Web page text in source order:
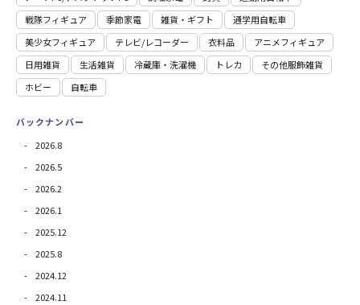
戦隊フィギュア
季節家電 雑貨・ギフト
通学用自転車
美少女フィギュア
テレビ/レコーダー 衣料品
アニメフィギュア
日用雑貨
⽣活雑貨 冷蔵庫・洗濯機 トレカ
その他服飾雑貨
ホビー
自転車
バックナンバー
2026.8
2026.5
2026.2
2026.1
2025.12
2025.8
2024.12
2024.11